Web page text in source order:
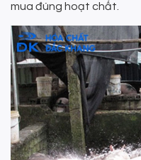
mua đúng hoạt chất.